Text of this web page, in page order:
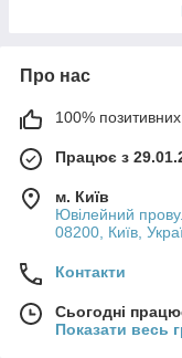
Про нас
100% позитивних
Працює з
м. Київ
Ювілейний
08200, Київ,
Контакти
Сьогодні
Показати весь